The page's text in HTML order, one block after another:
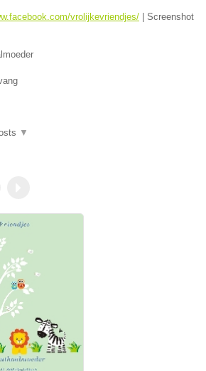
vrolijkevriendjes/
Screenshot
▼